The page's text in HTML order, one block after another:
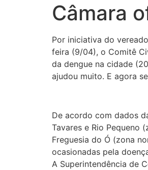
Câmara
Por iniciativa do
feira (9/04), o Comitê
da dengue na cidade
ajudou muito. E agora
De acordo com dados
Tavares e Rio Pequeno
Freguesia do Ó (zona
ocasionadas pela
A Superintendência de